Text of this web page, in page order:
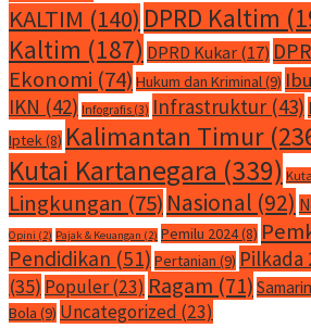
KALTIM (140) DPRD Kaltim
Kaltim (187) DPRD Kukar (17)
Ekonomi (74) Hukum dan Kriminal(9)
IKN (42) Infografis (3) Infrastruktur (43)
Iptek(8) Kalimantan Timur
Kutai Kartanegara (339)
Lingkungan (75) Nasional (92)
Opini (2) Pajak & Keuangan (2) Pemilu 2024(8)
Pendidikan (51) Pertanian (9) Pilkada
(35) Populer(23) Ragam (71)
Bola (9) Uncategorized (23)